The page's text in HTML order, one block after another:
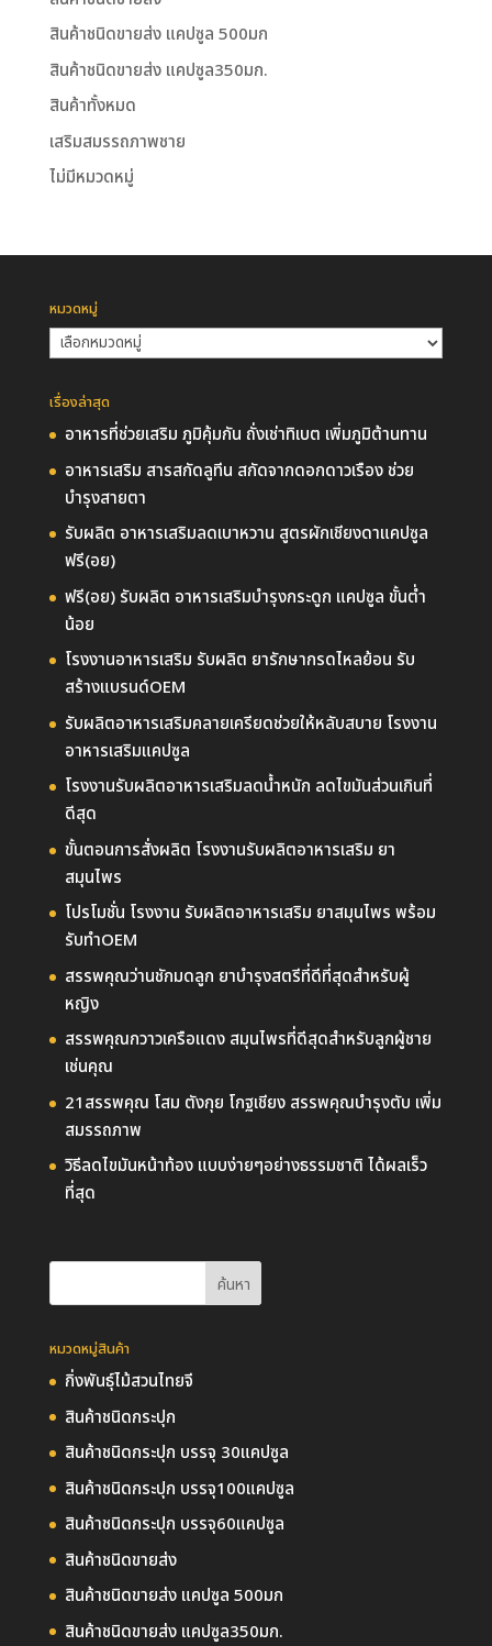
สินค้าชนิดขายส่ง แคปซูล 500มก
สินค้าชนิดขายส่ง แคปซูล350มก.
สินค้าทั้งหมด
เสริมสมรรถภาพชาย
ไม่มีหมวดหมู่
หมวดหมู่
หมวด
เรื่องล่าสุด
อาหารที่ช่วยเสริม ภูมิคุ้มกัน ถั่งเช่าทิเบต เพิ่มภูมิต้านทาน
อาหารเสริม สารสกัดลูทีน สกัดจากดอกดาวเรือง ช่วย
บำรุงสายตา
รับผลิต อาหารเสริมลดเบาหวาน สูตรผักเชียงดาแคปซูล
ฟรี(อย)
ฟรี(อย) รับผลิต อาหารเสริมบำรุงกระดูก แคปซูล ขั้นต่ำ
น้อย
โรงงานอาหารเสริม รับผลิต ยารักษากรดไหลย้อน รับ
สร้างแบรนด์OEM
รับผลิตอาหารเสริมคลายเครียดช่วยให้หลับสบาย โรงงาน
อาหารเสริมแคปซูล
โรงงานรับผลิตอาหารเสริมลดน้ำหนัก ลดไขมันส่วนเกินที่
ดีสุด
ขั้นตอนการสั่งผลิต โรงงานรับผลิตอาหารเสริม ยา
สมุนไพร
โปรโมชั่น โรงงาน รับผลิตอาหารเสริม ยาสมุนไพร พร้อม
รับทำOEM
สรรพคุณว่านชักมดลูก ยาบำรุงสตรีที่ดีที่สุดสำหรับผู้
หญิง
สรรพคุณกวาวเครือแดง สมุนไพรที่ดีสุดสำหรับลูกผู้ชาย
เช่นคุณ
21สรรพคุณ โสม ตังกุย โกฐเชียง สรรพคุณบำรุงตับ เพิ่ม
สมรรถภาพ
วิธีลดไขมันหน้าท้อง แบบง่ายๆอย่างธรรมชาติ ได้ผลเร็ว
ที่สุด
หมวดหมู่สินค้า
กิ่งพันธุ์ไม้สวนไทยจี
สินค้าชนิดกระปุก
สินค้าชนิดกระปุก บรรจุ 30แคปซูล
สินค้าชนิดกระปุก บรรจุ100แคปซูล
สินค้าชนิดกระปุก บรรจุ60แคปซูล
สินค้าชนิดขายส่ง
สินค้าชนิดขายส่ง แคปซูล 500มก
สินค้าชนิดขายส่ง แคปซูล350มก.